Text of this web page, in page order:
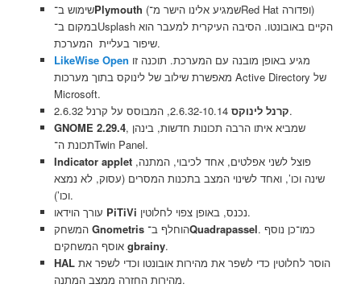
שימוש ב־Plymouth (שמגיע אלינו הישר מ־Red Hat ופדורה)
במקום ב־Usplash הקיים באובונטו. הסיבה העיקרית למעבר הוא
שיפור בעליית המערכת.
LikeWise Open
מאפשרת שילוב של לינוקס בתוך מערכות Active Directory של
Microsoft.
קרנל לינוקס2.6.32-10.14, המבוסס על קרנל 2.6.32.
GNOME 2.29.4, שמביא איתו הרבה תכונות חדשות, בינהן
תכונת ה־Twin Panel.
Indicator appletפוצל לשני אפלטים, אחד לכיבוי, המתנה,
שינה וכו’, ואחד לשינוי המצב בתכנות המסרים (עסוק, לא נמצא
וכו’).
PiTiVi
נכנס, באופן צפוי לחלוטין.
המשחק Gnometris הוחלף ב־Quadrapassel. כמו־כן נוסף
אוסף המשחקים gbrainy.
HALהוסר לחלוטין כדי לשפר את מהירות אובונטו וכדי לשפר את
מהירות החזרה ממצב המתנה.